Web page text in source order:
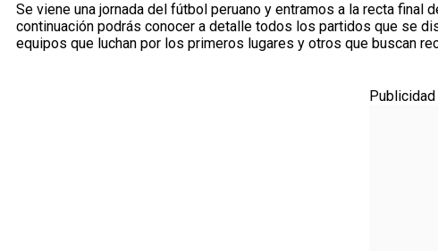
Se viene una jornada del fútbol peruano y entramos a la recta final
continuación podrás conocer a detalle todos los partidos que se
equipos que luchan por los primeros lugares y otros que buscan
Publicidad